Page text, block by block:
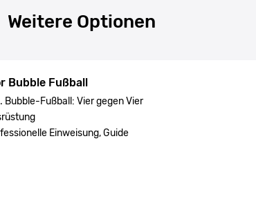
Weitere Optionen
Bubble Fußball
Bubble-Fußball: Vier gegen Vier
Einweisung, Guide